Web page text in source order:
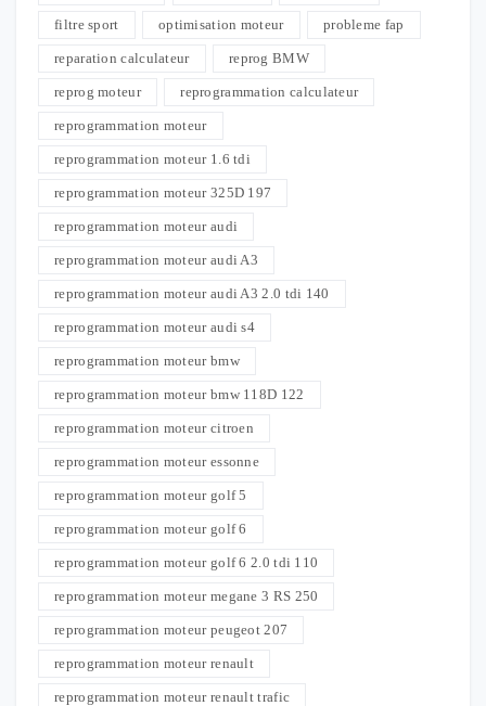
filtre sport optimisation moteur probleme fap
reparation calculateur reprog BMW
reprog moteur reprogrammation calculateur
reprogrammation moteur
reprogrammation moteur 1.6 tdi
reprogrammation moteur 325D 197
reprogrammation moteur audi
reprogrammation moteur audi A3
reprogrammation moteur audi A3 2.0 tdi 140
reprogrammation moteur audi s4
reprogrammation moteur bmw
reprogrammation moteur bmw 118D 122
reprogrammation moteur citroen
reprogrammation moteur essonne
reprogrammation moteur golf 5
reprogrammation moteur golf 6
reprogrammation moteur golf 6 2.0 tdi 110
reprogrammation moteur megane 3 RS 250
reprogrammation moteur peugeot 207
reprogrammation moteur renault
reprogrammation moteur renault trafic